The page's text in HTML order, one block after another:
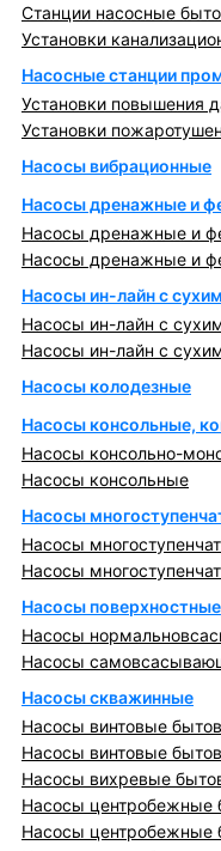
Станции насосные
Установки
Насосные станции
Установки повышения
Установки
Насосы вибрационные
Насосы дренажные и
Насосы дренажные и
Насосы дренажные и
Насосы ин-лайн с
Насосы ин-лайн с
Насосы ин-лайн с
Насосы колодезные
Насосы консольные,
Насосы консольно-
Насосы консольные
Насосы
Насосы
Насосы
Насосы поверхностные
Насосы
Насосы
Насосы скважинные
Насосы винтовые
Насосы винтовые
Насосы вихревые
Насосы центробежные
Насосы центробежные